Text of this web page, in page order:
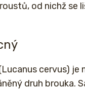
od nichž se
cervus) je
druh brouka.